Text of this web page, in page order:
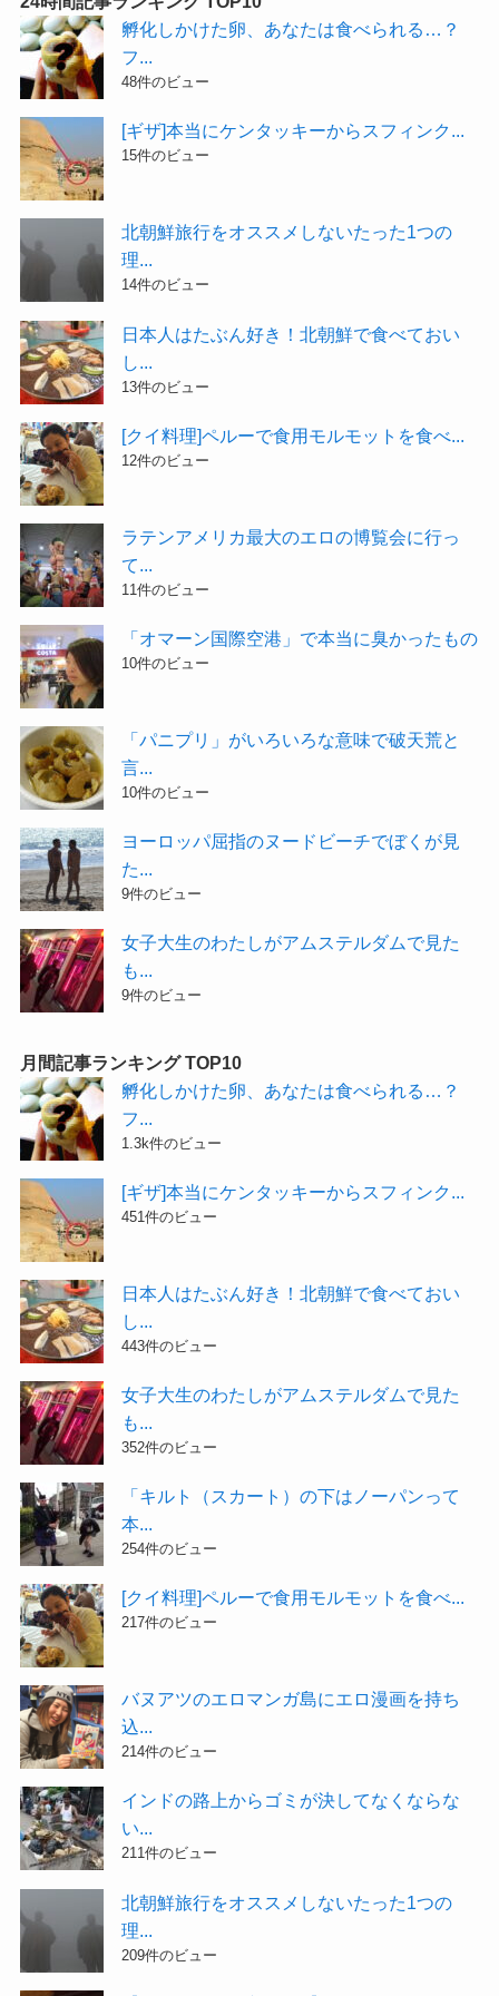
孵化しかけた卵、あなたは食べられる…？
フ...
48件のビュー
[ギザ]本当にケンタッキーからスフィンク...
15件のビュー
北朝鮮旅行をオススメしないたった1つの
理...
14件のビュー
日本人はたぶん好き！北朝鮮で食べておい
し...
13件のビュー
[クイ料理]ペルーで食用モルモットを食べ...
12件のビュー
ラテンアメリカ最大のエロの博覧会に行っ
て...
11件のビュー
「オマーン国際空港」で本当に臭かったもの
10件のビュー
「パニプリ」がいろいろな意味で破天荒と
言...
10件のビュー
ヨーロッパ屈指のヌードビーチでぼくが見
た...
9件のビュー
女子大生のわたしがアムステルダムで見た
も...
9件のビュー
月間記事ランキング TOP10
孵化しかけた卵、あなたは食べられる…？
フ...
1.3k件のビュー
[ギザ]本当にケンタッキーからスフィンク...
451件のビュー
日本人はたぶん好き！北朝鮮で食べておい
し...
443件のビュー
女子大生のわたしがアムステルダムで見た
も...
352件のビュー
「キルト（スカート）の下はノーパンって
本...
254件のビュー
[クイ料理]ペルーで食用モルモットを食べ...
217件のビュー
バヌアツのエロマンガ島にエロ漫画を持ち
込...
214件のビュー
インドの路上からゴミが決してなくならな
い...
211件のビュー
北朝鮮旅行をオススメしないたった1つの
理...
209件のビュー